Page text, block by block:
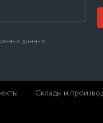
данных
Склады и